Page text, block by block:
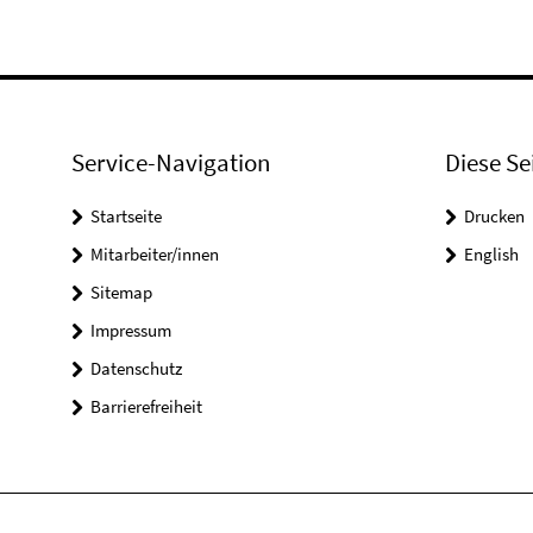
Service-Navigation
Startseite
Mitarbeiter/innen
Sitemap
Impressum
Datenschutz
Barrierefreiheit
Diese
Drucken
English